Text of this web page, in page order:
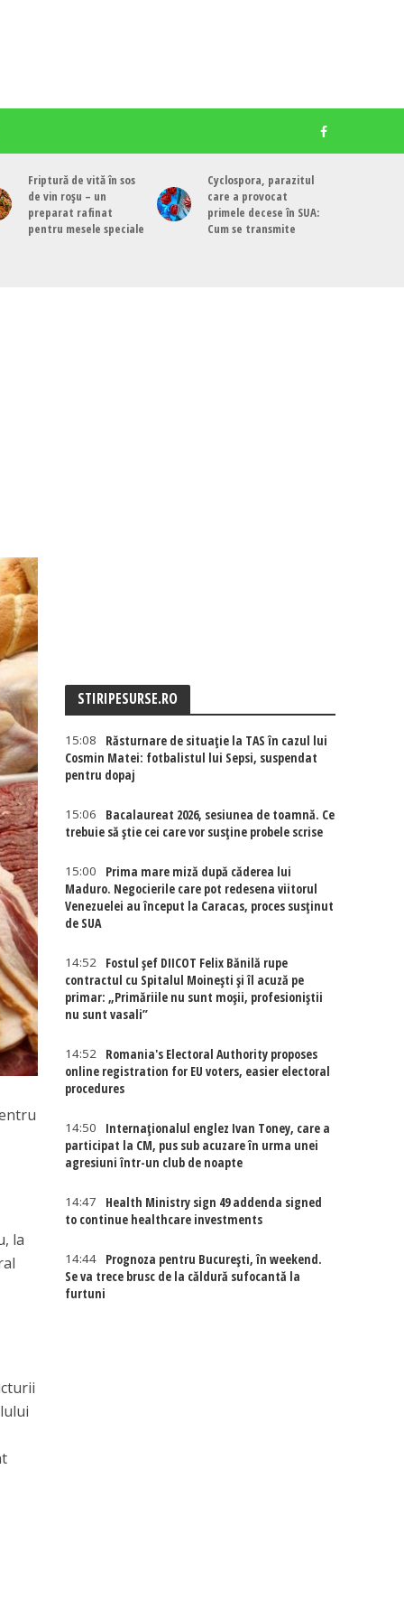
Friptură de vită în sos
de vin roșu – un
preparat rafinat
pentru mesele speciale
Cyclospora, parazitul
care a provocat
primele decese în SUA:
Cum se transmite
la
STIRIPESURSE.RO
15:08
Răsturnare de situație la TAS în cazul lui
Cosmin Matei: fotbalistul lui Sepsi, suspendat
pentru dopaj
15:06
Bacalaureat 2026, sesiunea de toamnă. Ce
trebuie să știe cei care vor susține probele scrise
15:00
Prima mare miză după căderea lui
Maduro. Negocierile care pot redesena viitorul
Venezuelei au început la Caracas, proces susținut
de SUA
14:52
Fostul șef DIICOT Felix Bănilă rupe
contractul cu Spitalul Moinești și îl acuză pe
primar: „Primăriile nu sunt moșii, profesioniștii
nu sunt vasali”
14:52
Romania's Electoral Authority proposes
online registration for EU voters, easier electoral
procedures
14:50
Internaţionalul englez Ivan Toney, care a
participat la CM, pus sub acuzare în urma unei
agresiuni într-un club de noapte
14:47
Health Ministry sign 49 addenda signed
to continue healthcare investments
14:44
Prognoza pentru București, în weekend.
Se va trece brusc de la căldură sufocantă la
furtuni